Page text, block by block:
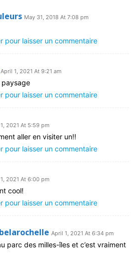
May 31, 2018 At 7:08 pm
pour laisser un commentaire
April 1, 2021 At 9:21 am
paysage
pour laisser un commentaire
2021 At 5:59 pm
aller en visiter un!!
pour laisser un commentaire
2021 At 6:00 pm
cool!
pour laisser un commentaire
April 1, 2021 At 6:34 pm
parc des milles-îles et c’est vraiment